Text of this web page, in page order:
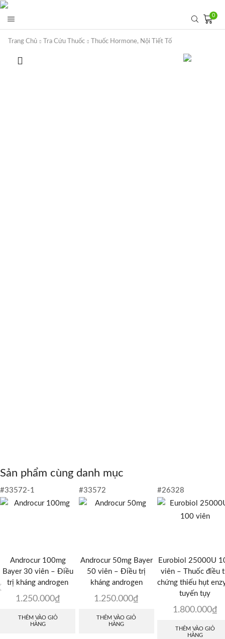
0
Trang Chủ Tra Cứu Thuốc Thuốc Hormone, Nội Tiết Tố
Sản phẩm cùng danh mục
#33572-1
Androcur 100mg
Bayer 30 viên – Điều
trị kháng androgen
1.250.000₫
THÊM VÀO GIỎ
HÀNG
#33572
Androcur 50mg Bayer
50 viên – Điều trị
kháng androgen
1.250.000₫
THÊM VÀO GIỎ
HÀNG
#26328
Eurobiol 25000U
viên – Thuốc điều
chứng thiếu hụt
tuyến tụy
1.800.000₫
THÊM VÀO GIỎ
HÀNG